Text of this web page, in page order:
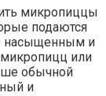
микропиццы
подаются
насыщенным и
или
обычной
и